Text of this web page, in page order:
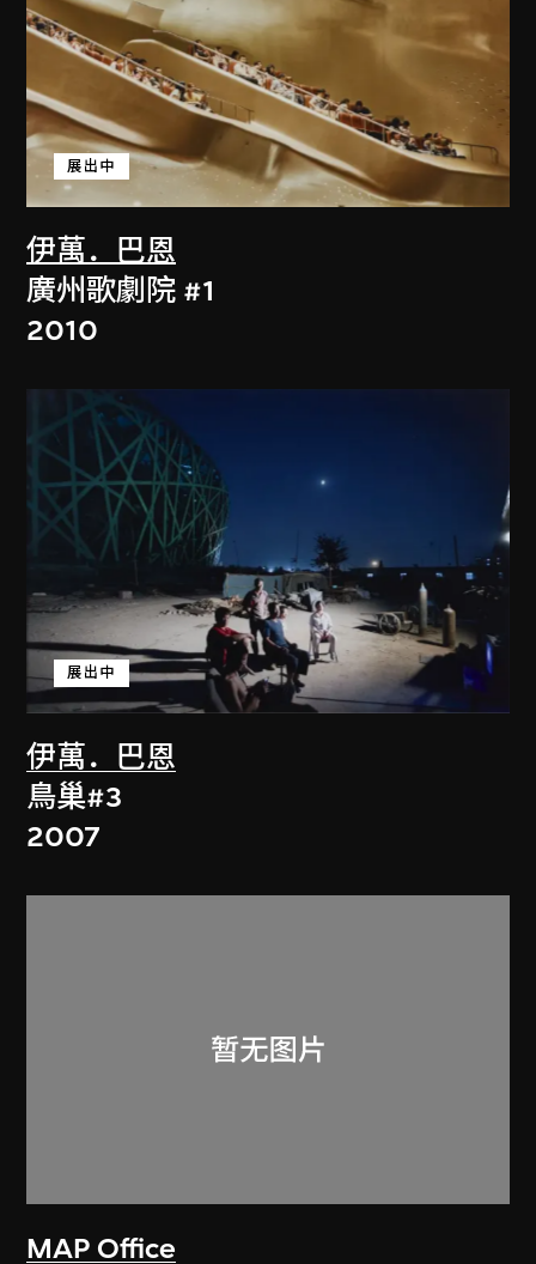
伊萬．巴恩
展出中
廣州歌劇院 #1
2010
伊萬．巴恩
展出中
鳥巢#3
2007
MAP Office